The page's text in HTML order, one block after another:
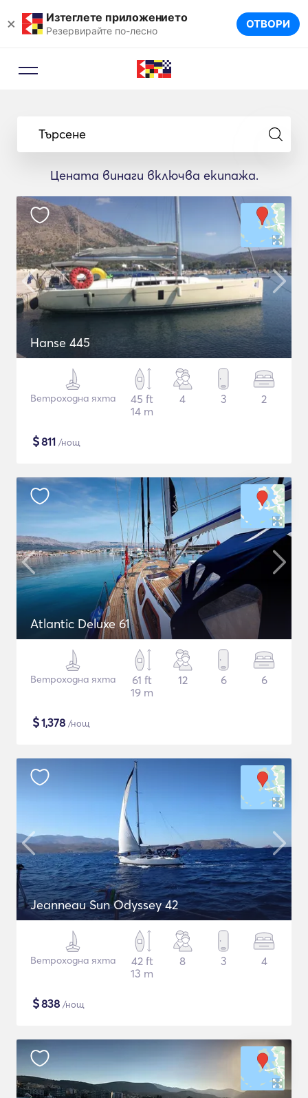
× Изтеглете приложението
Резервирайте по-лесно ОТВОРИ
Търсене
Цената винаги включва екипажа.
Hanse 445
Ветроходна яхта
45 ft
14 m
4 3 2
$811 /нощ
Atlantic Deluxe 61
Ветроходна яхта
61 ft
19 m
12 6 6
$1,378 /нощ
Jeanneau Sun Odyssey 42
Ветроходна яхта
42 ft
13 m
8 3 4
$838 /нощ